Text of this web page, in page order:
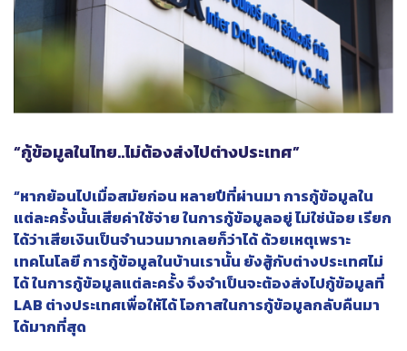
“กู้ข้อมูลในไทย..ไม่ต้องส่งไปต่างประเทศ”
“หากย้อนไปเมื่อสมัยก่อน หลายปีที่ผ่านมา การกู้ข้อมูลใน
แต่ละครั้งนั้นเสียค่าใช้จ่าย ในการกู้ข้อมูลอยู่ ไม่ใช่น้อย เรียก
ได้ว่าเสียเงินเป็นจำนวนมากเลยก็ว่าได้ ด้วยเหตุเพราะ
เทคโนโลยี การกู้ข้อมูลในบ้านเรานั้น ยังสู้กับต่างประเทศไม่
ได้ ในการกู้ข้อมูลแต่ละครั้ง จึงจำเป็นจะต้องส่งไปกู้ข้อมูลที่
LAB ต่างประเทศเพื่อให้ได้ โอกาสในการกู้ข้อมูลกลับคืนมา
ได้มากที่สุด